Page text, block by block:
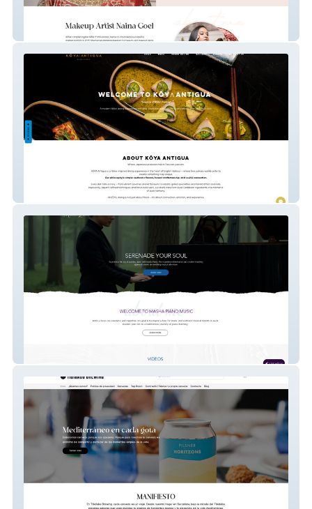
Makeup By Naina Goel
Koya Antigua